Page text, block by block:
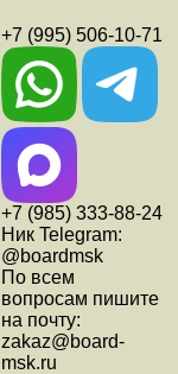
+7 (995) 506-10-71
+7 (985) 333-88-24
Ник Telegram:
@boardmsk
По всем
вопросам пишите
на почту:
zakaz@board-
msk.ru